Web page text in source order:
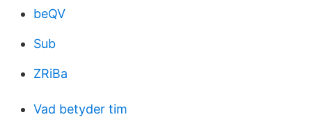
beQV
Sub
ZRiBa
Vad betyder tim